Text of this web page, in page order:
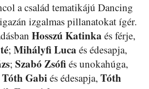
a család tematikájú Dancing
izgalmas pillanatokat ígér.
Hosszú Katinka és férje,
; Mihályfi Luca és édesapja,
; Szabó Zsófiés unokahúga,
Tóth Gabiés édesapja, Tóth